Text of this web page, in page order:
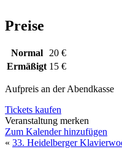
Preise
Normal
20 €
Ermäßigt 15 €
Aufpreis an der Abendkasse
Tickets kaufen
Veranstaltung merken
Zum Kalender hinzufügen
« 33. Heidelberger